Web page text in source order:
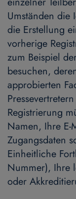
Umständen die
die Erstellung
vorherige
zum Beispiel
besuchen,
approbierten
Registrierung
Namen, Ihre E-
Zugangsdaten
Einheitliche
Nummer), Ihre
oder